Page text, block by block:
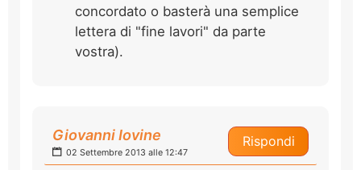
concordato o basterà una semplice
lettera di "fine lavori" da parte
vostra).
Rispondi
Giovanni Iovine
02 Settembre 2013 alle 12:47